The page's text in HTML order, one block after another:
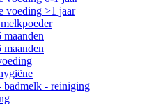
voeding >1 jaar
badmelk - reiniging